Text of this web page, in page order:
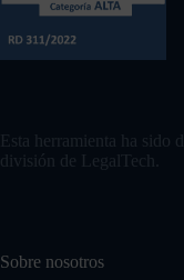
Esta herramienta ha sido
división de LegalTech.
Sobre nosotros